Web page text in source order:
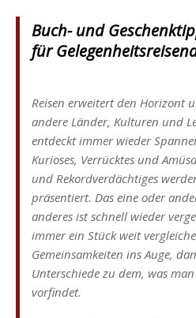
Buch- und
für
Reisen erweitert den Horizont
andere Länder, Kulturen und
entdeckt immer wieder
Kurioses, Verrücktes und
und Rekordverdächtiges
präsentiert. Das eine oder
anderes ist schnell wieder
immer ein Stück weit
Gemeinsamkeiten ins Auge,
Unterschiede zu dem, was
vorfindet.